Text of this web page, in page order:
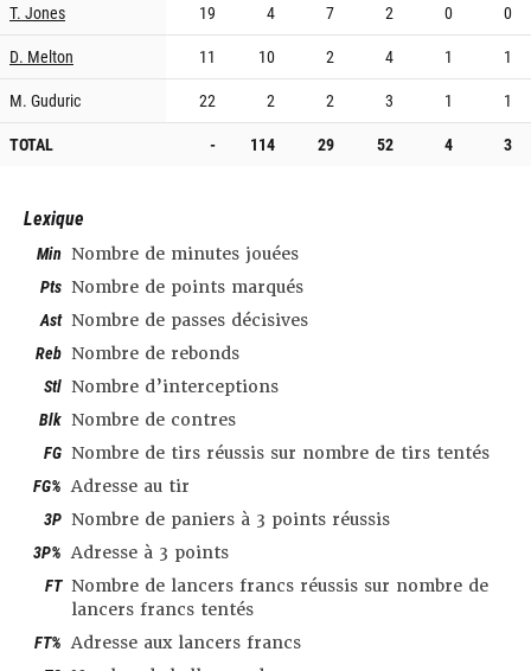
T. Jones
19 4 7 2 0
0
D. Melton
11 10 2 4 1
1
M. Guduric
22 2 2 3 1
1
TOTAL
- 114 29 52 4 3
Lexique
Min Nombre de minutes jouées
Pts Nombre de points marqués
Ast Nombre de passes décisives
Reb Nombre de rebonds
Stl Nombre d’interceptions
Blk Nombre de contres
FG Nombre de tirs réussis sur nombre de tirs tentés
FG% Adresse au tir
3P Nombre de paniers à 3 points réussis
3P% Adresse à 3 points
FT Nombre de lancers francs réussis sur nombre de
lancers francs tentés
FT% Adresse aux lancers francs